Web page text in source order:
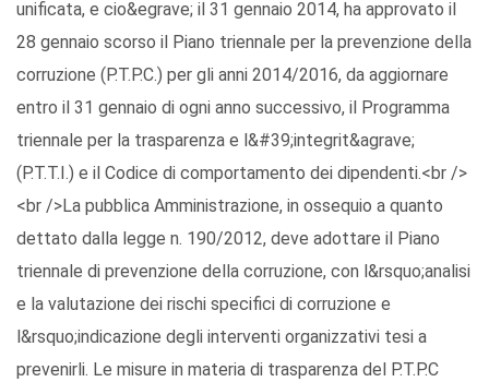
unificata, e cio&egrave; il 31 gennaio 2014, ha approvato il
28 gennaio scorso il Piano triennale per la prevenzione della
corruzione (P.T.P.C.) per gli anni 2014/2016, da aggiornare
entro il 31 gennaio di ogni anno successivo, il Programma
triennale per la trasparenza e l&#39;integrit&agrave;
(P.T.T.I.) e il Codice di comportamento dei dipendenti.<br />
<br />La pubblica Amministrazione, in ossequio a quanto
dettato dalla legge n. 190/2012, deve adottare il Piano
triennale di prevenzione della corruzione, con l&rsquo;analisi
e la valutazione dei rischi specifici di corruzione e
l&rsquo;indicazione degli interventi organizzativi tesi a
prevenirli. Le misure in materia di trasparenza del P.T.P.C